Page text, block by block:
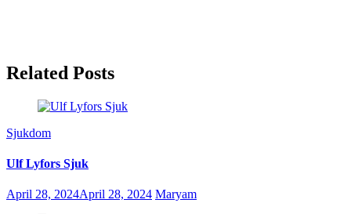
Related Posts
Sjukdom
Ulf Lyfors Sjuk
April 28, 2024April 28, 2024 Maryam